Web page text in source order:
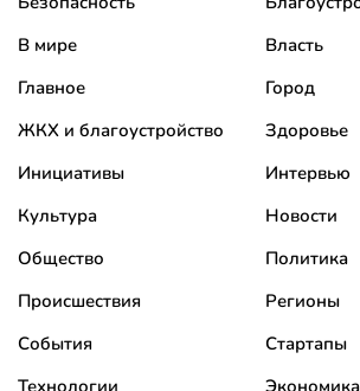
В мире
Власть
Главное
Город
ЖКХ и благоустройство
Здоровье
Инициативы
Интервью
Культура
Новости
Общество
Политика
Происшествия
Регионы
События
Стартапы
Технологии
Экономика